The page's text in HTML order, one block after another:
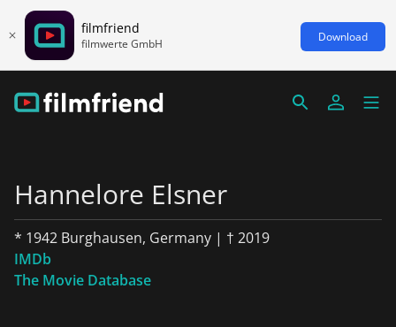
filmfriend
filmwerte GmbH Download
Hannelore Elsner
* 1942 Burghausen, Germany | † 2019
IMDb
The Movie Database